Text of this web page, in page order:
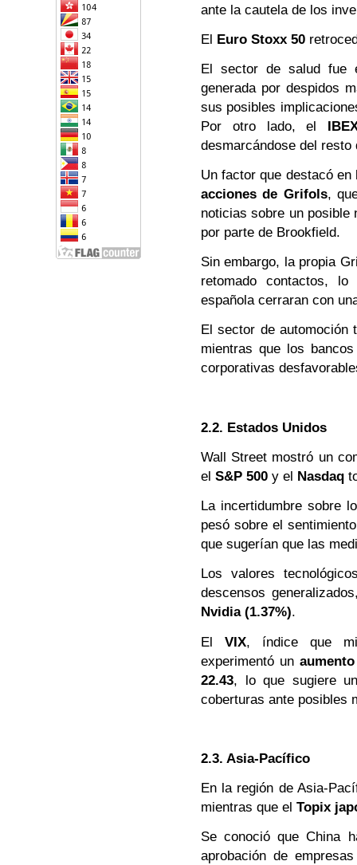
ante la cautela de los
El Euro Stoxx 50
El sector de salud fue
generada por despidos
sus posibles
Por otro lado, el
desmarcándose del
Un factor que destacó
acciones de Grifols,
noticias sobre un posible
por parte de Brookfield.
Sin embargo, la propia
retomado contactos,
española cerraran con
El sector de automoción
mientras que los
corporativas
2.2. Estados Unidos
Wall Street mostró un
el S&P 500 y el Nasdaq
La incertidumbre sobre
pesó sobre el
que sugerían que las
Los valores
descensos
Nvidia (1.37%).
El VIX, índice que
experimentó un
22.43, lo que sugiere
coberturas ante posibles
2.3. Asia-Pacífico
En la región de Asia-
mientras que el Topix
Se conoció que China
aprobación de